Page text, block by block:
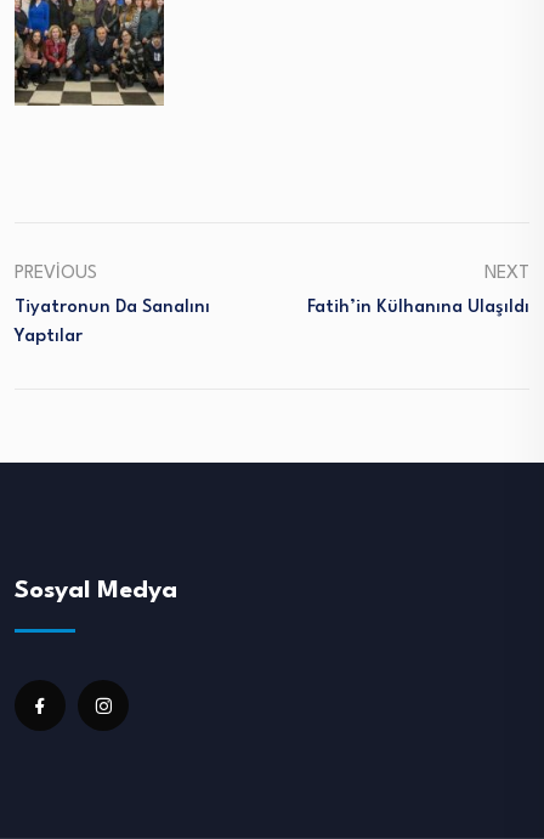
PREVIOUS
Tiyatronun Da Sanalını
Yaptılar
NEXT
Fatih’in Külhanına Ulaşıldı
Sosyal Medya